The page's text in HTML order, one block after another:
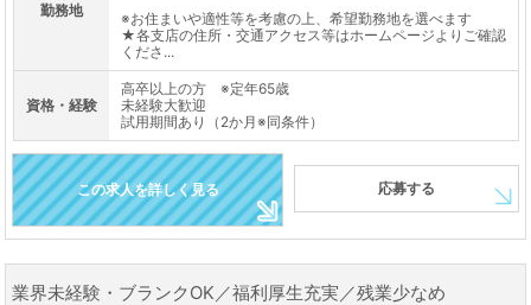
勤務地
※お住まいや適性等を考慮の上、希望勤務地を選べます
★各支店の住所・交通アクセス等はホームページよりご確認
くださ...
資格・経験
高卒以上の方 ※定年65歳
未経験大歓迎
試用期間あり（2か月※同条件）
この求人を詳しく見る 応募する
業界未経験・ブランクOK／福利厚生充実／残業少なめ